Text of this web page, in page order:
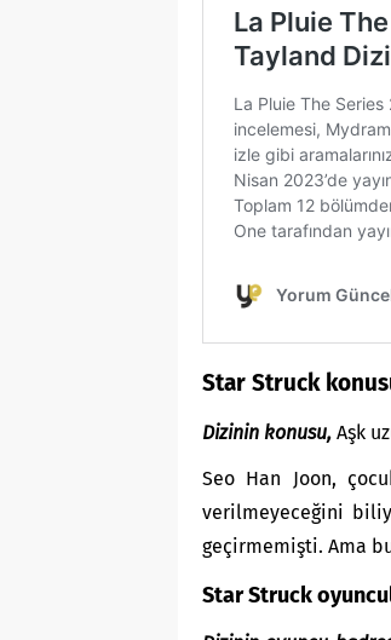
Star Struck
Dizinin konusu, Aşk
Seo Han Joon,
verilmeyeceğini
geçirmemişti. Ama
Star Struck